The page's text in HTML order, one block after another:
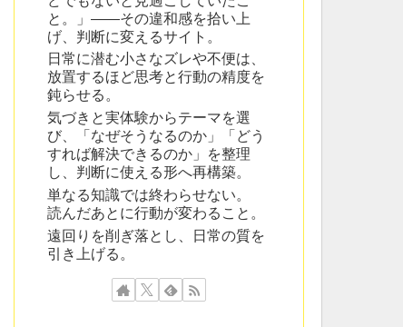
と。」——その違和感を拾い上
げ、判断に変えるサイト。
日常に潜む小さなズレや不便は、
放置するほど思考と行動の精度を
鈍らせる。
気づきと実体験からテーマを選
び、「なぜそうなるのか」「どう
すれば解決できるのか」を整理
し、判断に使える形へ再構築。
単なる知識では終わらせない。
読んだあとに行動が変わること。
遠回りを削ぎ落とし、日常の質を
引き上げる。